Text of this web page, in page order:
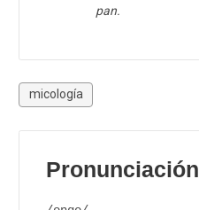
pan.
micología
Pronunciación